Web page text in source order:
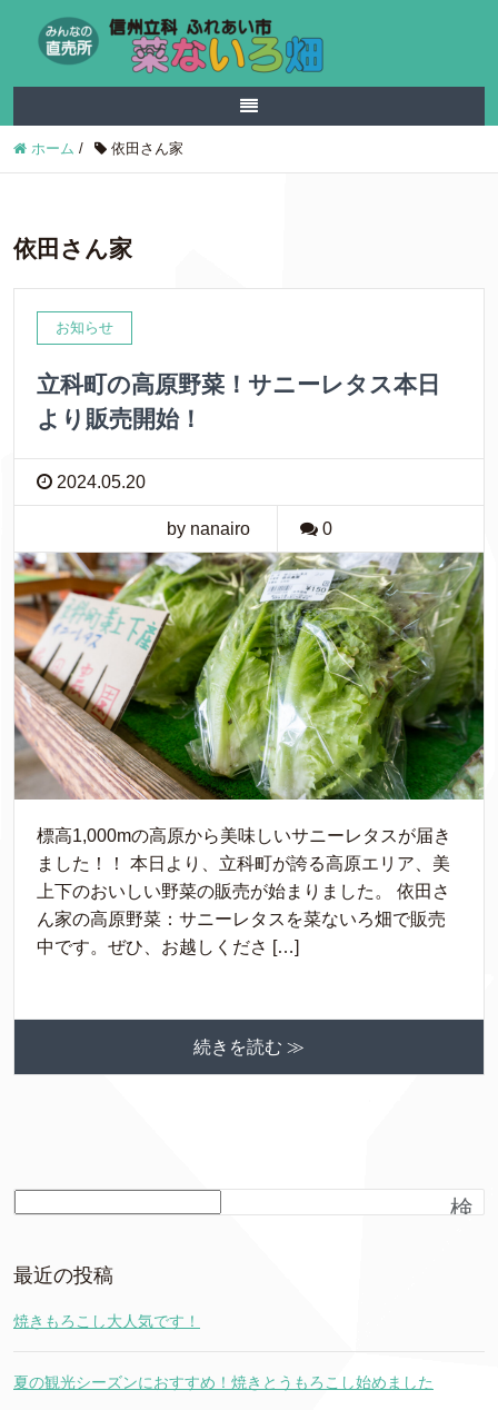
ホーム / 依田さん家
依田さん家
お知らせ
立科町の高原野菜！サニーレタス本日
より販売開始！
2024.05.20
by nanairo 0
標高1,000mの高原から美味しいサニーレタスが届き
ました！！ 本日より、立科町が誇る高原エリア、美
上下のおいしい野菜の販売が始まりました。 依田さ
ん家の高原野菜：サニーレタスを菜ないろ畑で販売
中です。ぜひ、お越しくださ […]
続きを読む ≫
検
最近の投稿
焼きもろこし大人気です！
夏の観光シーズンにおすすめ！焼きとうもろこし始めました